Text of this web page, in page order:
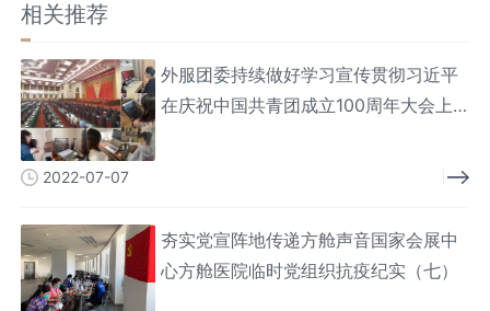
相关推荐
外服团委持续做好学习宣传贯彻习近平
在庆祝中国共青团成立100周年大会上
2022-07-07
夯实党宣阵地传递方舱声音国家会展中
心方舱医院临时党组织抗疫纪实（七）